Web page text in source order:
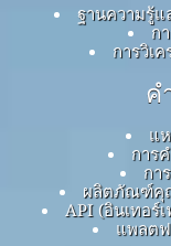
ฐานความรู้
ก
การวิเ
ค
แ
การ
กา
ผลิตภัณฑ์คุ
API (อินเทอร์
แพลต